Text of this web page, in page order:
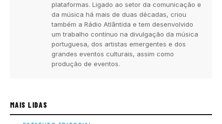
plataformas. Ligado ao setor da comunicação e
da música há mais de duas décadas, criou
também a Rádio Atlântida e tem desenvolvido
um trabalho contínuo na divulgação da música
portuguesa, dos artistas emergentes e dos
grandes eventos culturais, assim como
produção de eventos.
MAIS LIDAS